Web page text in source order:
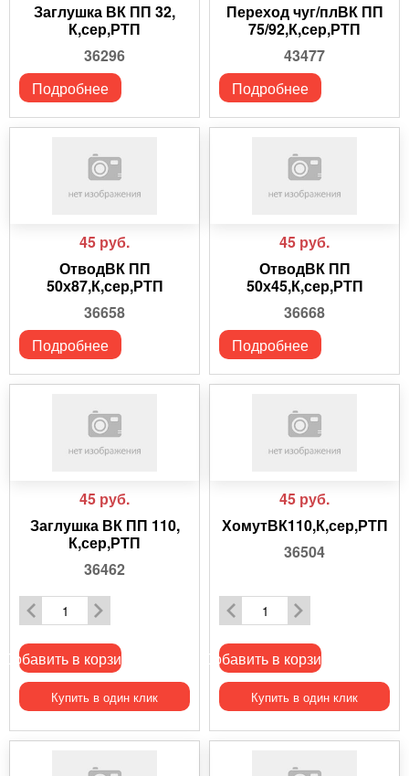
Заглушка ВК ПП 32,
К,сер,РТП
36296
Подробнее
Переход чуг/плВК ПП
75/92,К,сер,РТП
43477
Подробнее
45 руб.
ОтводВК ПП
50х87,К,сер,РТП
36658
Подробнее
45 руб.
ОтводВК ПП
50х45,К,сер,РТП
36668
Подробнее
45 руб.
Заглушка ВК ПП 110,
К,сер,РТП
36462
Добавить в корзину
Купить в один клик
45 руб.
ХомутВК110,К,сер,РТП
36504
Добавить в корзину
Купить в один клик